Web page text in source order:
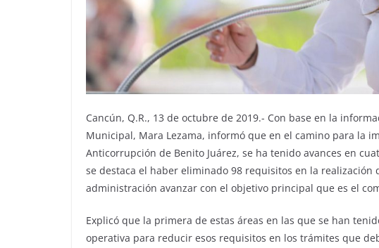
Cancún, Q.R., 13 de octubre de 2019.- Con base en la
Municipal, Mara Lezama, informó que en el camino para la
Anticorrupción de Benito Juárez, se ha tenido avances en
se destaca el haber eliminado 98 requisitos en la
administración avanzar con el objetivo principal que es el
Explicó que la primera de estas áreas en las que se han
operativa para reducir esos requisitos en los trámites que